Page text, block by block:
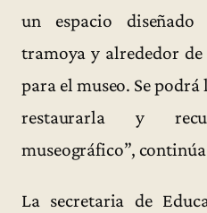
un espacio
tramoya y alrededor
para el museo. Se
restaurarla y
museográfico”,
La secretaria de